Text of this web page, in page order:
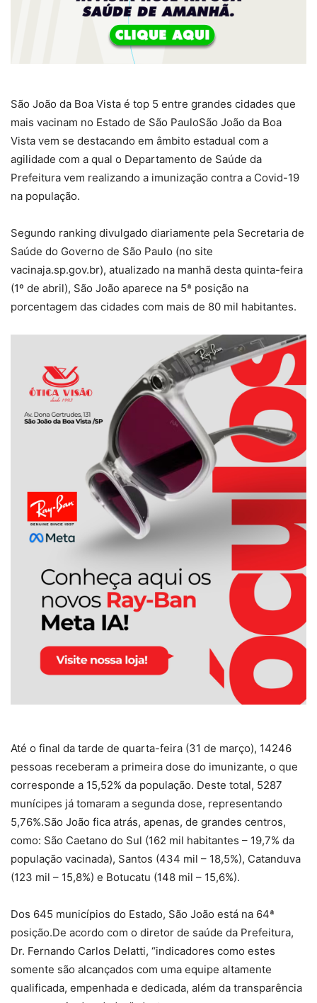
São João da Boa Vista é top 5 entre grandes cidades que
mais vacinam no Estado de São PauloSão João da Boa
Vista vem se destacando em âmbito estadual com a
agilidade com a qual o Departamento de Saúde da
Prefeitura vem realizando a imunização contra a Covid-19
na população.
Segundo ranking divulgado diariamente pela Secretaria de
Saúde do Governo de São Paulo (no site
vacinaja.sp.gov.br), atualizado na manhã desta quinta-feira
(1º de abril), São João aparece na 5ª posição na
porcentagem das cidades com mais de 80 mil habitantes.
Até o final da tarde de quarta-feira (31 de março), 14246
pessoas receberam a primeira dose do imunizante, o que
corresponde a 15,52% da população. Deste total, 5287
munícipes já tomaram a segunda dose, representando
5,76%.São João fica atrás, apenas, de grandes centros,
como: São Caetano do Sul (162 mil habitantes – 19,7% da
população vacinada), Santos (434 mil – 18,5%), Catanduva
(123 mil – 15,8%) e Botucatu (148 mil – 15,6%).
Dos 645 municípios do Estado, São João está na 64ª
posição.De acordo com o diretor de saúde da Prefeitura,
Dr. Fernando Carlos Delatti, “indicadores como estes
somente são alcançados com uma equipe altamente
qualificada, empenhada e dedicada, além da transparência